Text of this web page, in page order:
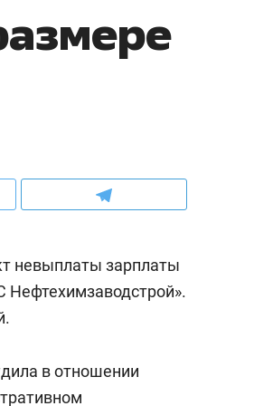
невыплаты зарплаты
Нефтехимзаводстрой».
в отношении
мастеров налогах и развитии без
природе, работа
с ментальным и